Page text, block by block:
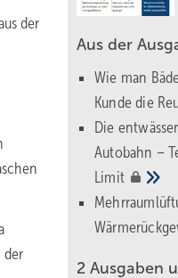
der
der
Aus der
Wie man
Kunde die
Die
Autobahn –
Limit
2 Ausgaben